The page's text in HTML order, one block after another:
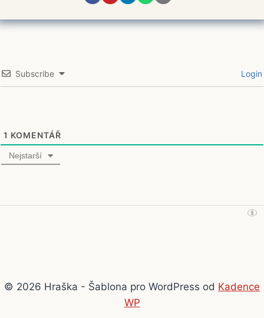
Subscribe Login
1 KOMENTÁŘ
Nejstarší
© 2026 Hraška - Šablona pro WordPress od Kadence
WP